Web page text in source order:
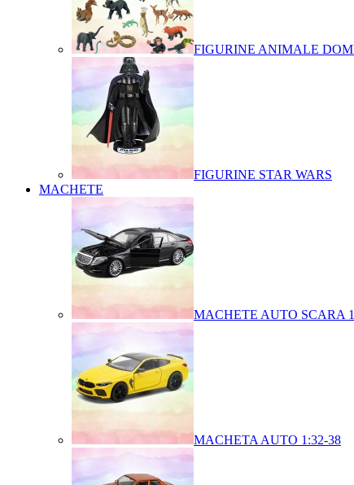
FIGURINE ANIMALE
FIGURINE STAR WARS
MACHETE
MACHETE AUTO SCARA
MACHETA AUTO 1:32-38